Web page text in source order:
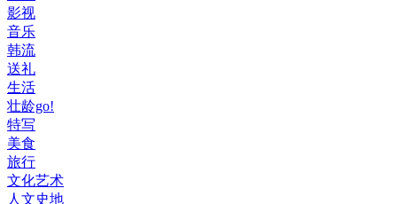
影视
音乐
韩流
送礼
生活
壮龄go!
特写
美食
旅行
文化艺术
人文史地